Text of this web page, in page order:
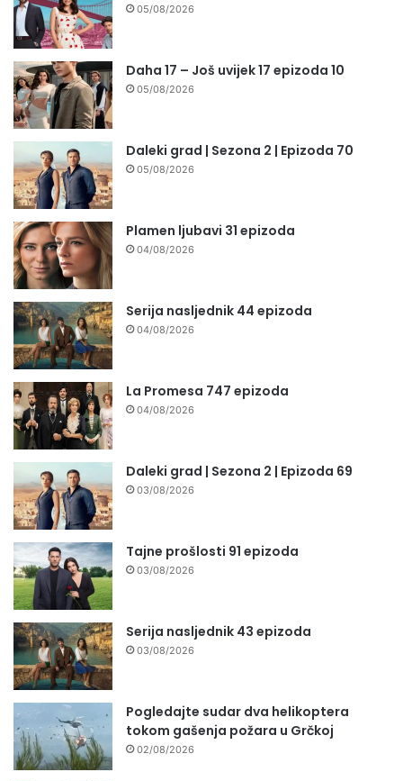
05/08/2026
Daha 17 – Još uvijek 17 epizoda 10
05/08/2026
Daleki grad | Sezona 2 | Epizoda 70
05/08/2026
Plamen ljubavi 31 epizoda
04/08/2026
Serija nasljednik 44 epizoda
04/08/2026
La Promesa 747 epizoda
04/08/2026
Daleki grad | Sezona 2 | Epizoda 69
03/08/2026
Tajne prošlosti 91 epizoda
03/08/2026
Serija nasljednik 43 epizoda
03/08/2026
Pogledajte sudar dva helikoptera
tokom gašenja požara u Grčkoj
02/08/2026